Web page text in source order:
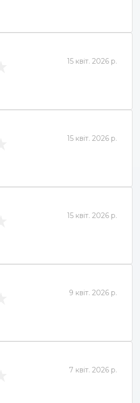
15 квіт. 2026 р.
15 квіт. 2026 р.
15 квіт. 2026 р.
9 квіт. 2026 р.
7 квіт. 2026 р.